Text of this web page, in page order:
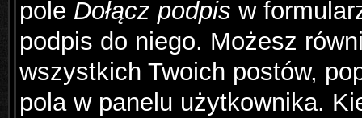
pole Dołącz podpis w
podpis do niego. Możesz
wszystkich Twoich postów,
pola w panelu użytkownika.